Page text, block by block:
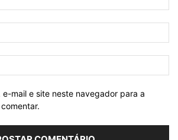
e-mail e site neste navegador para a